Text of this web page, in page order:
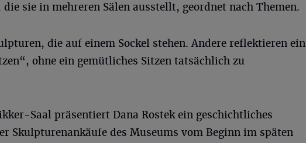
sie in mehreren Sälen ausstellt, geordnet nach Themen.
die auf einem Sockel stehen. Andere reflektieren ein
ohne ein gemütliches Sitzen tatsächlich zu
Saal präsentiert Dana Rostek ein geschichtliches
Skulpturenankäufe des Museums vom Beginn im späten